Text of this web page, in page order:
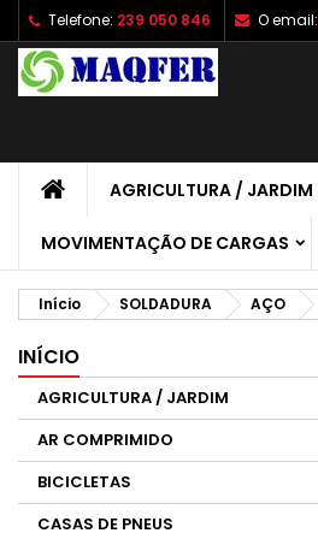
Telefone: 239 050 846 O email:
AGRICULTURA / JARDIM
MOVIMENTAÇÃO DE CARGAS
Início SOLDADURA AÇO
INÍCIO
AGRICULTURA / JARDIM
AR COMPRIMIDO
BICICLETAS
CASAS DE PNEUS